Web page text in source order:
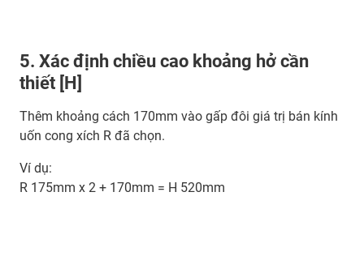
5. Xác định chiều cao khoảng hở cần
thiết [H]
Thêm khoảng cách 170mm vào gấp đôi giá trị bán kính
uốn cong xích R đã chọn.
Ví dụ:
R 175mm x 2 + 170mm = H 520mm